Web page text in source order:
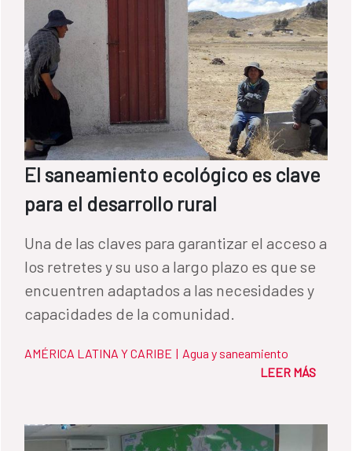
aguas residuales, cuyo borrador inicial se
hizo público el pasado mes de noviembre,
durante la XXII conferencia de la CODIA, y se
encuentra actualmente en elaboración.
El saneamiento ecológico es clave
para el desarrollo rural
Una de las claves para garantizar el acceso a
los retretes y su uso a largo plazo es que se
encuentren adaptados a las necesidades y
capacidades de la comunidad.
AMÉRICA LATINA Y CARIBE | Agua y saneamiento
LEER MÁS